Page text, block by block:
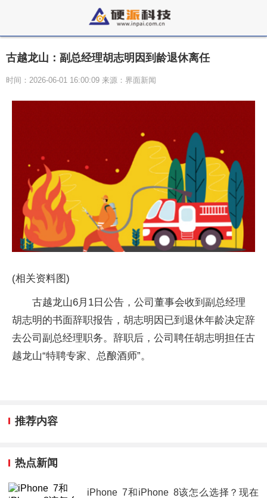
古越龙山：副总经理胡志明因到龄退休离任
时间：2026-06-01 16:00:09 来源：界面新闻
(相关资料图)
古越龙山6月1日公告，公司董事会收到副总经理
胡志明的书面辞职报告，胡志明因已到退休年龄决定辞
去公司副总经理职务。辞职后，公司聘任胡志明担任古
越龙山“特聘专家、总酿酒师”。
推荐内容
热点新闻
iPhone 7和iPhone 8该怎么选择？现在